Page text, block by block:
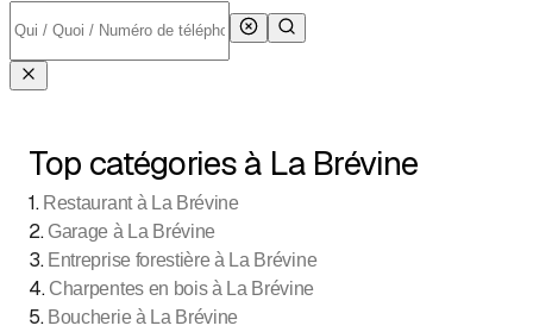
Top catégories à La Brévine
1. Restaurant à La Brévine
2. Garage à La Brévine
3. Entreprise forestière à La Brévine
4. Charpentes en bois à La Brévine
5. Boucherie à La Brévine